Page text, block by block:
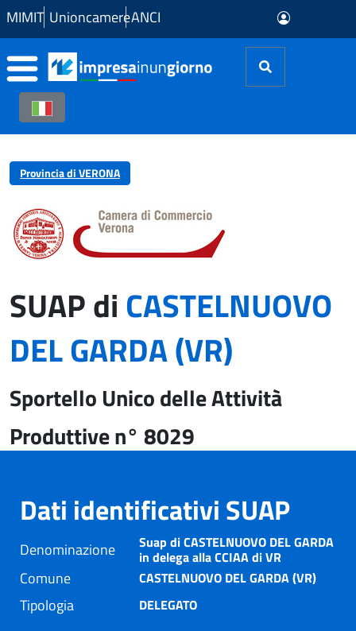
Skip to Main Content
MIMIT UnioncamereANCI
Provincia di VERONA
SUAP diCASTELNUOVO
DEL GARDA (VR)
Sportello Unico delle Attività
Produttive n° 8029
Dati identificativi SUAP
Denominazione Suap di CASTELNUOVO DEL GARDA
in delega alla CCIAA di VR
Comune CASTELNUOVO DEL GARDA (VR)
Tipologia DELEGATO